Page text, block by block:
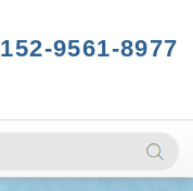
152-9561-8977